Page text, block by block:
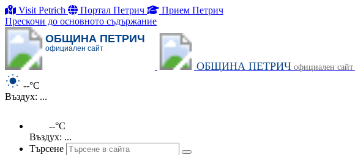
Visit Petrich Портал Петрич
Прием Петрич
Прескочи до основното съдържание
ОБЩИНА ПЕТРИЧ
официален сайт
ОБЩИНА ПЕТРИЧ официален сайт
--°C
Въздух: ...
--°C
Въздух: ...
Търсене